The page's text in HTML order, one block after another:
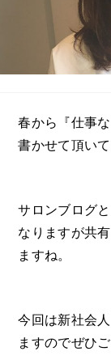
春から『仕事
書かせて頂いて
サロンブログ
なりますが共
ますね。
今回は新社会
ますのでぜひ